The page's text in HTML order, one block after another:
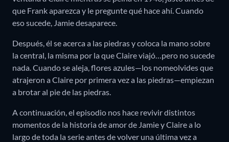
que Frank aparezca y le pregunte qué hace ahí. Cuando
eso sucede, Jamie desaparece.
Después, él se acerca a las piedras y coloca la mano sobre
la central, la misma por la que Claire viajó…pero no sucede
nada. Cuando se aleja, flores azules—los nomeolvides que
atrajeron a Claire por primera vez a las piedras—empiezan
a brotar al pie de las piedras.
A continuación, el episodio nos hace revivir distintos
momentos de la historia de amor de Jamie y Claire a lo
largo de toda la serie antes de volver una última vez a